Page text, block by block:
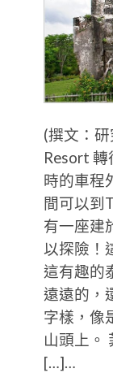
(撰文：
Resort
時的車程
間可以到
有一座建
以探險！
這有趣的
遠遠的，
字樣，像
山頭上。
[…]…